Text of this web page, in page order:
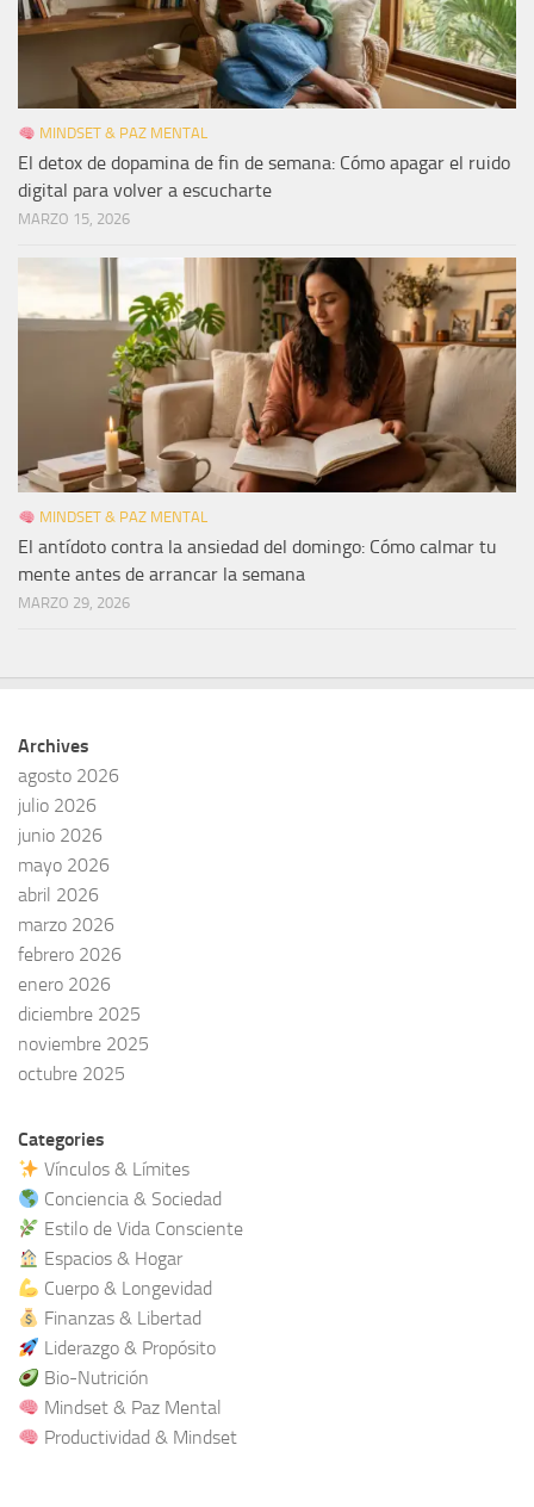
MINDSET & PAZ MENTAL
El detox de dopamina de fin de semana: Cómo apagar el ruido
digital para volver a escucharte
MARZO 15, 2026
MINDSET & PAZ MENTAL
El antídoto contra la ansiedad del domingo: Cómo calmar tu
mente antes de arrancar la semana
MARZO 29, 2026
Archives
agosto 2026
julio 2026
junio 2026
mayo 2026
abril 2026
marzo 2026
febrero 2026
enero 2026
diciembre 2025
noviembre 2025
octubre 2025
Categories
Vínculos & Límites
Conciencia & Sociedad
Estilo de Vida Consciente
Espacios & Hogar
Cuerpo & Longevidad
Finanzas & Libertad
Liderazgo & Propósito
Bio-Nutrición
Mindset & Paz Mental
Productividad & Mindset